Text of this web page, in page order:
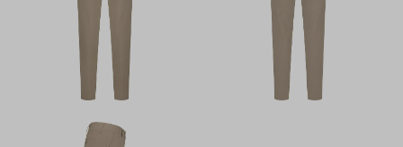
smart
Capisce
Mode